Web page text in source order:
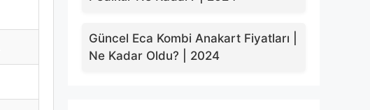
Güncel Eca Kombi Anakart Fiyatları |
Ne Kadar Oldu? | 2024